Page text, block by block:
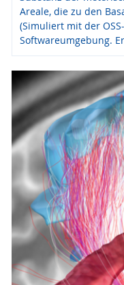
Areale, die zu den
(Simuliert mit der
Softwareumgebung.